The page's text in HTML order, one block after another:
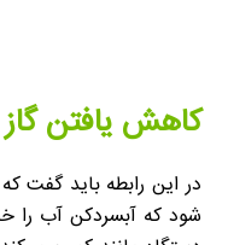
کاهش یافتن
در این رابطه باید گفت
شود که آبسردکن آب را